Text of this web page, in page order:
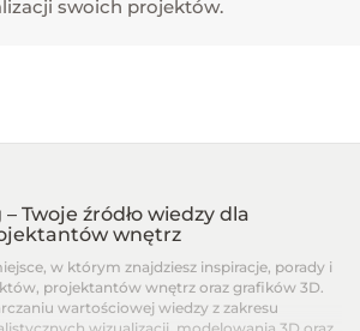
swoich projektów.
Twoje źródło wiedzy dla
wnętrz
w którym znajdziesz inspiracje, porady i
projektantów wnętrz oraz grafików 3D.
wartościowej wiedzy z zakresu